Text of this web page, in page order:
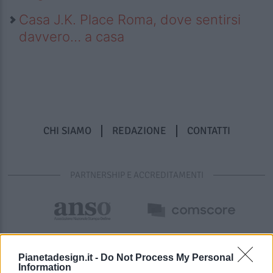
Pianetadesign.it - Do Not Process My Personal
Information
Casa J.K. Place Roma, dove sentirsi
davvero… a casa
CHI SIAMO REDAZIONE CONTATTI
PARTNERSHIP E ACCREDITAMENTI